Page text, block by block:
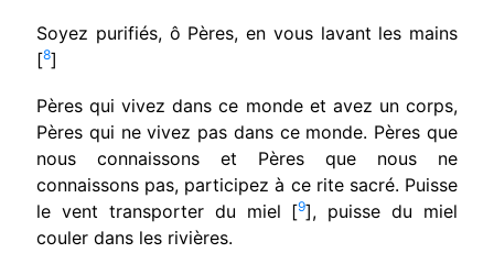
Soyez purifiés, ô Pères, en vous lavant les mains
[8]
Pères qui vivez dans ce monde et avez un corps,
Pères qui ne vivez pas dans ce monde. Pères que
nous connaissons et Pères que nous ne
connaissons pas, participez à ce rite sacré. Puisse
le vent transporter du miel [9], puisse du miel
couler dans les rivières.